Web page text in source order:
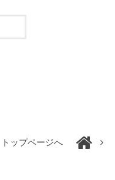
トップページへ